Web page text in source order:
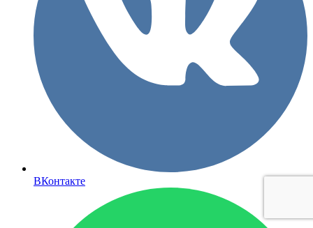
ВКонтакте